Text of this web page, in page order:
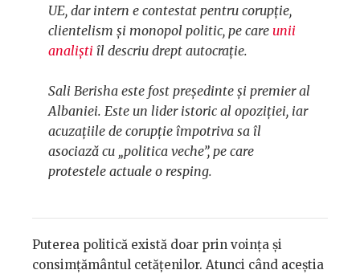
UE, dar intern e contestat pentru corupție,
clientelism și monopol politic, pe care unii
analiști îl descriu drept autocrație.
Sali Berisha este fost președinte și premier al
Albaniei. Este un lider istoric al opoziției, iar
acuzațiile de corupție împotriva sa îl
asociază cu „politica veche”, pe care
protestele actuale o resping.
Puterea politică există doar prin voința și
consimțământul cetățenilor. Atunci când aceștia